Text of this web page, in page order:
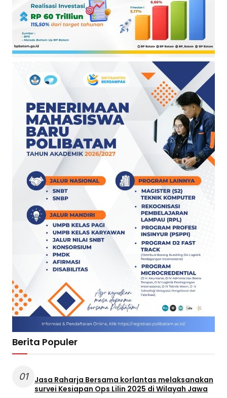
Berita Populer
01
Jasa Raharja Bersama korlantas melaksanakan
survei Kesiapan Ops Lilin 2025 di Wilayah Jawa